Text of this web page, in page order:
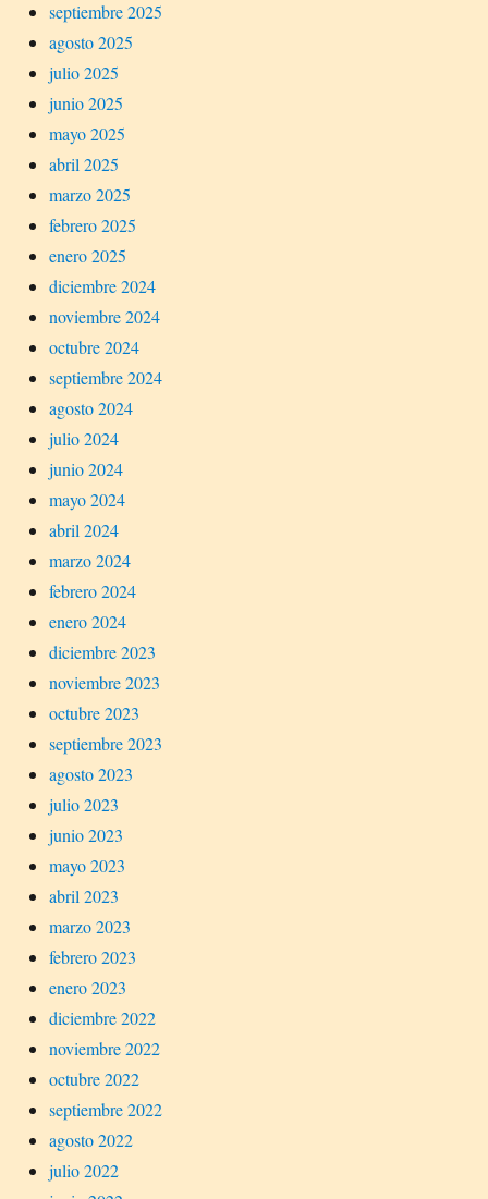
septiembre 2025
agosto 2025
julio 2025
junio 2025
mayo 2025
abril 2025
marzo 2025
febrero 2025
enero 2025
diciembre 2024
noviembre 2024
octubre 2024
septiembre 2024
agosto 2024
julio 2024
junio 2024
mayo 2024
abril 2024
marzo 2024
febrero 2024
enero 2024
diciembre 2023
noviembre 2023
octubre 2023
septiembre 2023
agosto 2023
julio 2023
junio 2023
mayo 2023
abril 2023
marzo 2023
febrero 2023
enero 2023
diciembre 2022
noviembre 2022
octubre 2022
septiembre 2022
agosto 2022
julio 2022